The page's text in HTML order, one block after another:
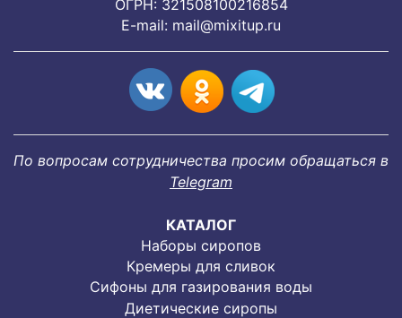
ОГРН: 321508100216854
E-mail: mail@mixitup.ru
По вопросам сотрудничества просим обращаться в
Telegram
КАТАЛОГ
Наборы сиропов
Кремеры для сливок
Сифоны для газирования воды
Диетические сиропы